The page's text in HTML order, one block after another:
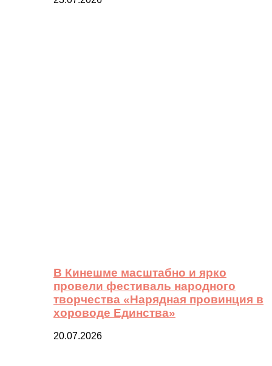
В Кинешме масштабно и ярко
провели фестиваль народного
творчества «Нарядная провинция в
хороводе Единства»
20.07.2026